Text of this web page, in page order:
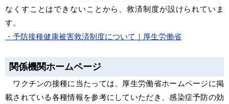
なくすことはできないことから、救済制度が設けられていま
す。
・予防接種健康被害救済制度について｜厚生労働省
関係機関ホームページ
ワクチンの接種に当たっては、厚生労働省ホームページに掲
載されている各種情報を参考にしていただき、感染症予防の効